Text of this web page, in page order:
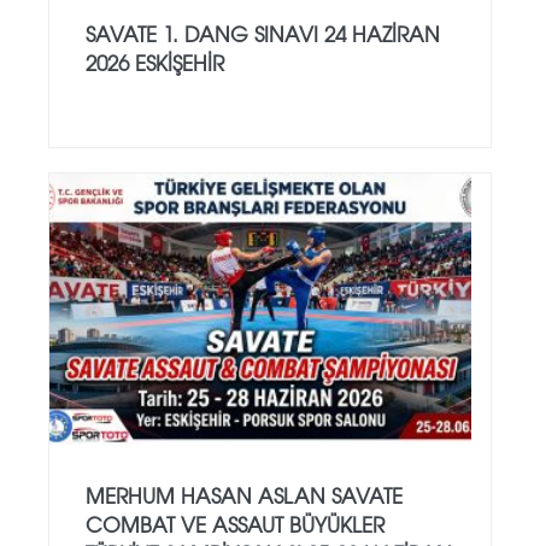
SAVATE 1. DANG SINAVI 24 HAZİRAN
2026 ESKİŞEHİR
MERHUM HASAN ASLAN SAVATE
COMBAT VE ASSAUT BÜYÜKLER